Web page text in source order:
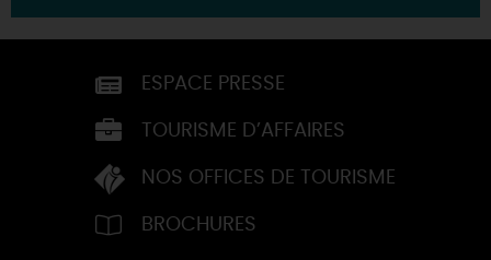
ESPACE PRESSE
TOURISME D’AFFAIRES
NOS OFFICES DE TOURISME
BROCHURES